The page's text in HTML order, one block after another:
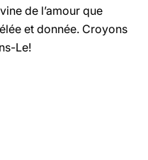
de l’amour que
et donnée. Croyons
Le!